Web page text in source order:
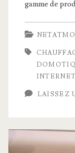
gamme de
NETATMO
LAISSEZ